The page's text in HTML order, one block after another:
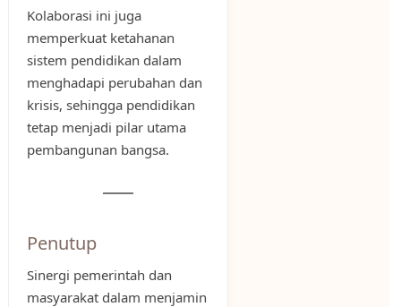
Kolaborasi ini juga
memperkuat ketahanan
sistem pendidikan dalam
menghadapi perubahan dan
krisis, sehingga pendidikan
tetap menjadi pilar utama
pembangunan bangsa.
Penutup
Sinergi pemerintah dan
masyarakat dalam menjamin